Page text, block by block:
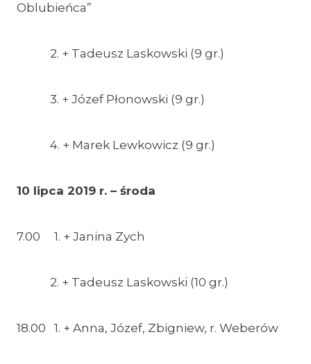
Oblubieńca”
2. + Tadeusz Laskowski (9 gr.)
3. + Józef Płonowski (9 gr.)
4. + Marek Lewkowicz (9 gr.)
10 lipca 2019 r. – środa
7.00 1. + Janina Zych
2. + Tadeusz Laskowski (10 gr.)
18.00 1. + Anna, Józef, Zbigniew, r. Weberów